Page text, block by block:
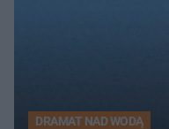
DRAMAT NAD WODĄ